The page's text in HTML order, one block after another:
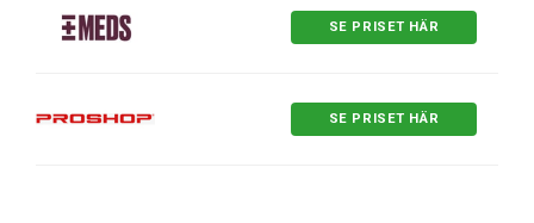
SE PRISET HÄR
SE PRISET HÄR